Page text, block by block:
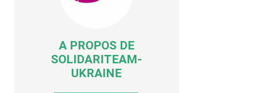
A PROPOS DE
SOLIDARITEAM-
UKRAINE